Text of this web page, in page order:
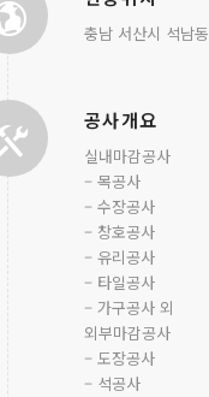
충남 서산시 석남동
공사개요
실내마감공사
– 목공사
– 수장공사
– 창호공사
– 유리공사
– 타일공사
– 가구공사 외
외부마감공사
– 도장공사
– 석공사